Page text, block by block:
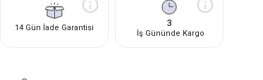
14 Gün İade Garantisi 3
İş Gününde Kargo